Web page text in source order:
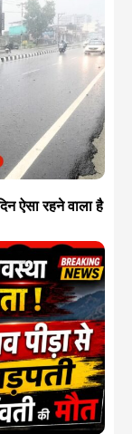
ऐसा रहने वाला है